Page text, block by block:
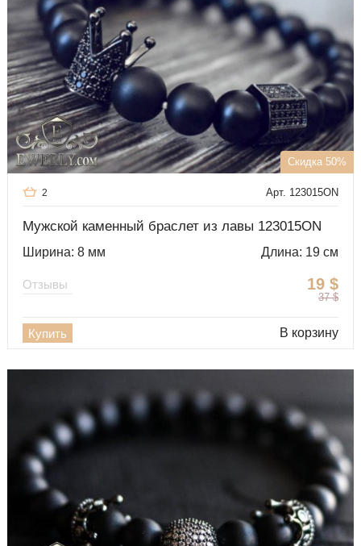
Скидка 50%
Арт. 123015ON
2
Мужской каменный браслет из лавы 123015ON
Ширина: 8 мм Длина: 19 см
19 $
37 $
Отзывы
Купить В корзину